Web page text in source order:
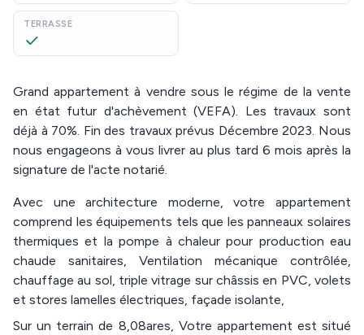
TERRASSE
Grand appartement à vendre sous le régime de la vente
en état futur d'achèvement (VEFA). Les travaux sont
déjà à 70%. Fin des travaux prévus Décembre 2023. Nous
nous engageons à vous livrer au plus tard 6 mois après la
signature de l'acte notarié.
Avec une architecture moderne, votre appartement
comprend les équipements tels que les panneaux solaires
thermiques et la pompe à chaleur pour production eau
chaude sanitaires, Ventilation mécanique contrôlée,
chauffage au sol, triple vitrage sur châssis en PVC, volets
et stores lamelles électriques, façade isolante,
Sur un terrain de 8,08ares, Votre appartement est situé